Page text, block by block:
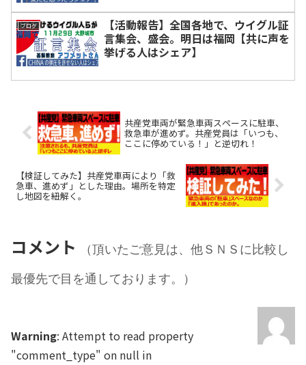
ブログ
【活動報告】全国各地で、ウイグル証
言集会、盛会。明日は福岡【共に声を
挙げる人はシェア】
共産党車両が緊急車両スペースに駐車、
救急車が進めず。共産党員は「いつも、
ここに停めている！」と逆切れ！
【検証してみた】共産党車両により「救
急車、進めず」とした理由。場所を特定
し地図を紐解く。
コメント
（頂いたご意見は、他ＳＮＳに比較し
最優先で目を通しております。）
Warning: Attempt to read property
"comment_type" on null in